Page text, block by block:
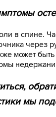
в спине.
через
может
мы